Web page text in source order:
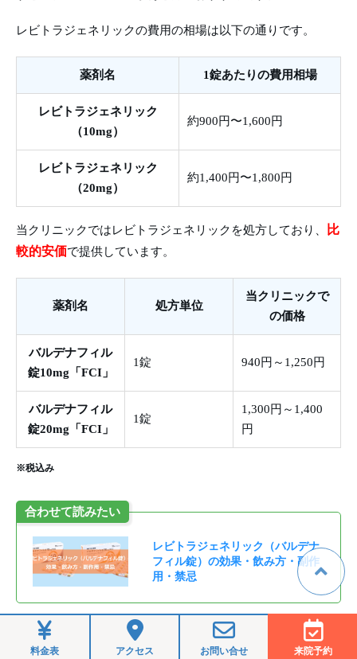
レビトラジェネリックの費用の相場は以下の通りです。
薬剤名 1錠あたりの費用相場
レビトラジェネリック
（10mg）
約900円〜1,600円
レビトラジェネリック
（20mg）
約1,400円〜1,800円
当クリニックではレビトラジェネリックを処方しており、
比
較的安価で提供しています。
薬剤名 処方単位
当クリニックで
の価格
バルデナフィル
錠10mg「FCI」
1錠 940円～1,250円
バルデナフィル
錠20mg「FCI」
1錠
1,300円～1,400
円
※税込み
合わせて読みたい
レビトラジェネリック（バルデナ
フィル錠）の効果・飲み方・副作
用・禁忌
シアリスジェネリック
料金表 アクセス お問い合せ 来院予約